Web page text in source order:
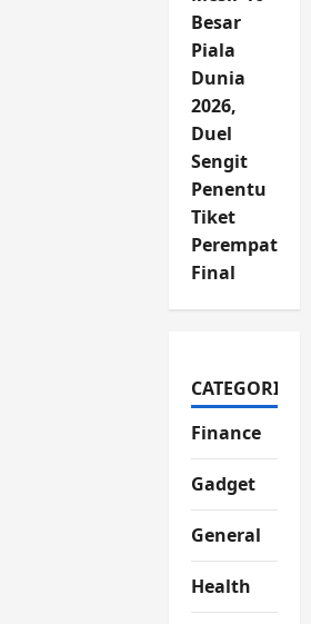
Besar
Piala
Dunia
2026,
Duel
Sengit
Penentu
Tiket
Perempat
Final
CATEGORIES
Finance
Gadget
General
Health